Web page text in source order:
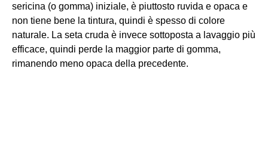
sericina (o gomma) iniziale, è piuttosto ruvida e opaca e
non tiene bene la tintura, quindi è spesso di colore
naturale. La seta cruda è invece sottoposta a lavaggio più
efficace, quindi perde la maggior parte di gomma,
rimanendo meno opaca della precedente.